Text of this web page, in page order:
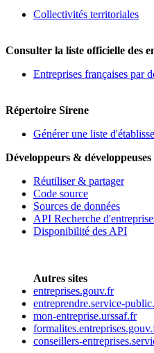
Collectivités territoriales
Consulter la liste officielle des
Entreprises françaises par
Répertoire Sirene
Générer une liste
Développeurs & développeuses
Réutiliser & partager
Code source
Sources de données
API Recherche
Disponibilité des API
Autres sites
entreprises.gouv.fr
entreprendre.service-
mon-entreprise.urssaf.fr
conseillers-